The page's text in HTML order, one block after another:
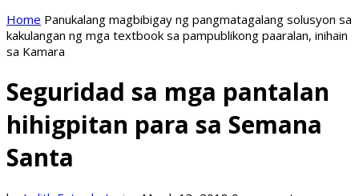
Home Panukalang magbibigay ng pangmatagalang solusyon sa
kakulangan ng mga textbook sa pampublikong paaralan, inihain
sa Kamara
Seguridad sa mga pantalan
hihigpitan para sa Semana
Santa